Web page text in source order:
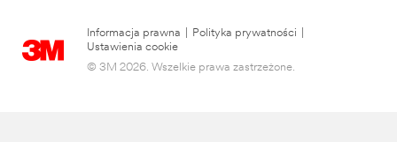
Informacja prawna Polityka prywatności
Ustawienia cookie
© 3M 2026. Wszelkie prawa zastrzeżone.